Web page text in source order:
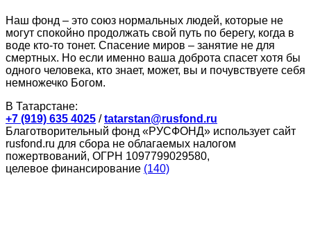
Наш фонд – это союз нормальных людей, которые не
могут спокойно продолжать свой путь по берегу, когда в
воде кто-то тонет. Спасение миров – занятие не для
смертных. Но если именно ваша доброта спасет хотя бы
одного человека, кто знает, может, вы и почувствуете себя
немножечко Богом.
В Татарстане:
+7 (919) 635 4025 /tatarstan@rusfond.ru
Благотворительный фонд «РУСФОНД» использует сайт
rusfond.ru для сбора не облагаемых налогом
пожертвований, ОГРН 1097799029580,
целевое финансирование (140)